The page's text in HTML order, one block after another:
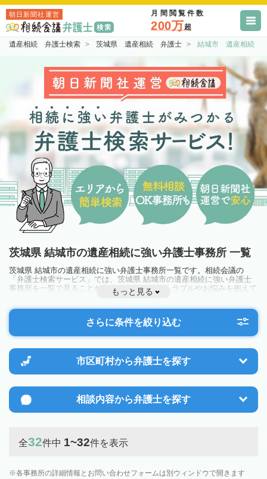
朝日新聞社運営 月間閲覧件数
200万超
遺産相続 弁護士検索 茨城県 遺産相続 弁護士 結城市 遺産相続
茨城県 結城市の遺産相続に強い弁護士事務所 一覧
茨城県 結城市の遺産相続に強い弁護士事務所一覧です。相続会議の
「弁護士検索サービス」では、茨城県 結城市の遺産相続に強い弁護士
事務所を一覧で見ることが出来ます。相続のトラブルやお悩みを抱えて
いる方は一度近隣の弁護士に相談してみましょう。
もっと見る
さらに条件を絞り込む
市区町村から弁護士を探す
相談内容から弁護士を探す
全32件中 1~32件を表示
各事務所の詳細情報とお問い合わせフォームは別ウィンドウで開きます